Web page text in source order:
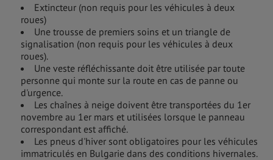
Extincteur (non requis pour les véhicules à deux
roues)
Une trousse de premiers soins et un triangle de
signalisation (non requis pour les véhicules à deux
roues).
Une veste réfléchissante doit être utilisée par toute
personne qui monte sur la route en cas de panne ou
d'urgence.
Les chaînes à neige doivent être transportées du 1er
novembre au 1er mars et utilisées lorsque le panneau
correspondant est affiché.
Les pneus d'hiver sont obligatoires pour les véhicules
immatriculés en Bulgarie dans des conditions hivernales.